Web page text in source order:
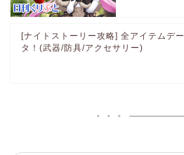
[ナイトストーリー攻略] 全アイテムデー
タ！(武器/防具/アクセサリー)